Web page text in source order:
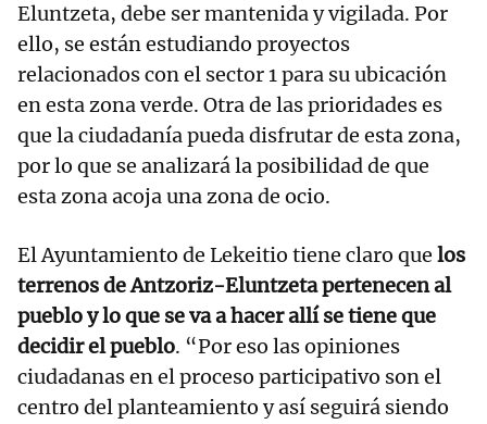
Eluntzeta, debe ser mantenida y vigilada. Por
ello, se están estudiando proyectos
relacionados con el sector 1 para su ubicación
en esta zona verde. Otra de las prioridades es
que la ciudadanía pueda disfrutar de esta zona,
por lo que se analizará la posibilidad de que
esta zona acoja una zona de ocio.
El Ayuntamiento de Lekeitio tiene claro que los
terrenos de Antzoriz-Eluntzeta pertenecen al
pueblo y lo que se va a hacer allí se tiene que
decidir el pueblo. “Por eso las opiniones
ciudadanas en el proceso participativo son el
centro del planteamiento y así seguirá siendo